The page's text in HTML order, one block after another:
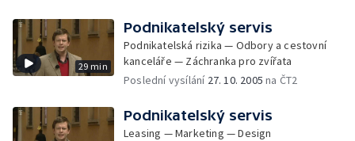
29 min
Podnikatelský servis
Podnikatelská rizika — Odbory a cestovní
kanceláře — Záchranka pro zvířata
Poslední vysílání 27. 10. 2005 na ČT2
Podnikatelský servis
Leasing — Marketing — Design